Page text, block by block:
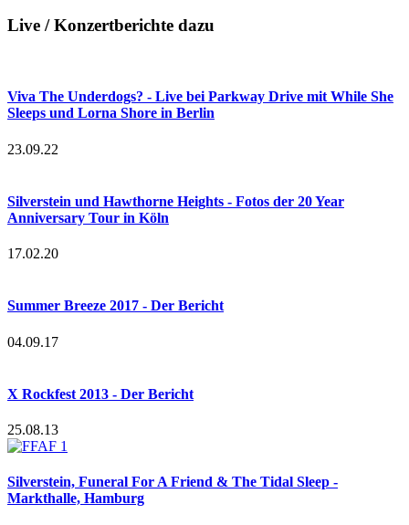
Live / Konzertberichte dazu
Viva The Underdogs? - Live bei Parkway Drive mit While She
Sleeps und Lorna Shore in Berlin
23.09.22
Silverstein und Hawthorne Heights - Fotos der 20 Year
Anniversary Tour in Köln
17.02.20
Summer Breeze 2017 - Der Bericht
04.09.17
X Rockfest 2013 - Der Bericht
25.08.13
Silverstein, Funeral For A Friend & The Tidal Sleep -
Markthalle, Hamburg